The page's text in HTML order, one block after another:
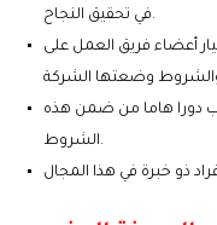
في تحقيق النجاح.
أعضاء فريق العمل على
دورا هاما من ضمن هذه
الشروط.